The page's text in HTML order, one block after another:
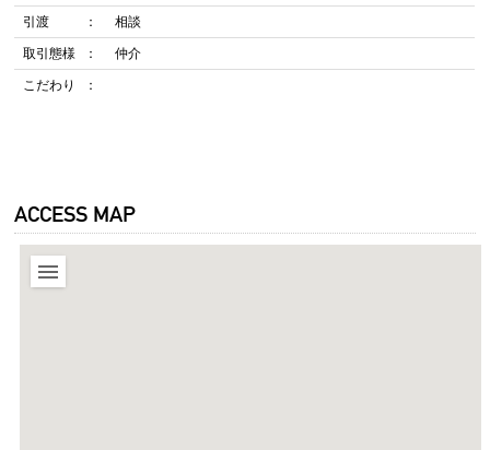
引渡 相談
取引態様 仲介
こだわり
ACCESS MAP